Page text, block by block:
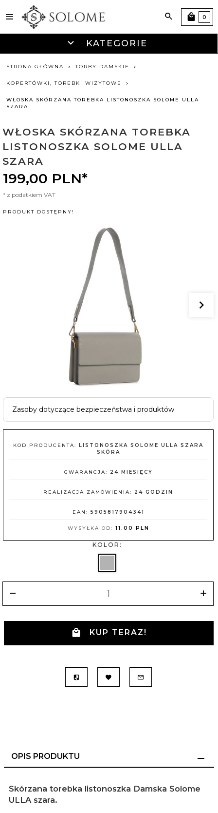
KATEGORIE
0
STRONA GŁÓWNA TORBY DAMSKIE
KOPERTÓWKI, TOREBKI WIZYTOWE
WŁOSKA SKÓRZANA TOREBKA LISTONOSZKA SOLOME ULLA
SZARA
WŁOSKA SKÓRZANA TOREBKA
LISTONOSZKA SOLOME ULLA
SZARA
199,00 PLN*
* z podatkiem VAT
PRODUKT DOSTĘPNY!
Zasoby dotyczące bezpieczeństwa i produktów
KOD PRODUCENTA:
LISTONOSZKA SOLOME ULLA SZARA
SKÓRA
GWARANCJA: 24 MIESIĘCY
REALIZACJA ZAMÓWIENIA: 24 GODZIN
EAN: 5905817904341
WYSYŁKA OD: 11.00 PLN
KOLOR:
KUP TERAZ!
OPIS PRODUKTU
Skórzana torebka listonoszka Damska Solome
ULLA szara.